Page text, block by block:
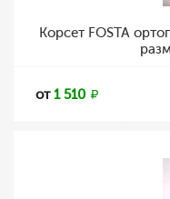
Корсет FOSTA
от1 510